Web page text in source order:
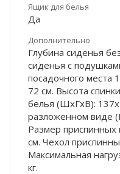
Ящик для белья
Да
Дополнительно
Глубина сиденья
сиденья с
посадочного места
72 см. Высота
белья (ШхГхВ):
разложенном виде
Размер
см. Чехол
Максимальная
кг.